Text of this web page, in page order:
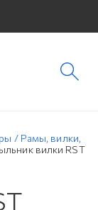
/ Рамы, вилки,
вилки RST